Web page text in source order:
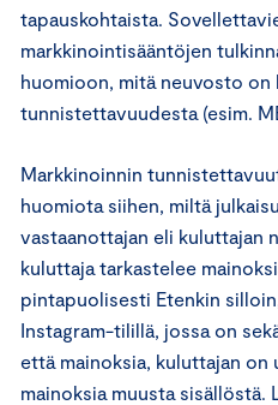
tapauskohtaista.
markkinointisääntöjen
huomioon, mitä neuvosto on
tunnistettavuudesta (esim.
Markkinoinnin
huomiota siihen, miltä
vastaanottajan eli kuluttajan
kuluttaja tarkastelee
pintapuolisesti Etenkin
Instagram-tilillä, jossa on
että mainoksia, kuluttajan on
mainoksia muusta sisällöstä.